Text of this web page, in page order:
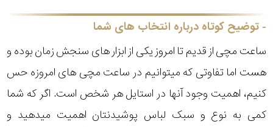
توضیح کوتاه درباره انتخاب های شما
ساعت مچی از قدیم تا امروز یکی از ابزار های سنجش زمان بوده و
هست اما تفاوتی که میتوانیم در ساعت مچی های امروزه حس
کنیم، اهمیت وجود آنها در استایل هر شخص است. اگر که شما
کمی به نوع و سبک لباس پوشیدنتان اهمیت میدهید و